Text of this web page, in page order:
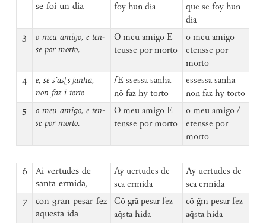
se foi un dia
foy hun dia
que se foy hun
dia
3
o meu amigo, e ten-
se por morto,
O meu amigo E
teusse por morto
o meu amigo
etensse por
morto
4
e, se s’as[s]anha,
non faz i torto
⌈E ssessa sanha
nō faz hy torto
essessa sanha
non faz hy torto
5
o meu amigo, e ten-
se por morto.
O meu amigo E
tensse por morto
o meu amigo /
etensse por
morto
6
Ai vertudes de
santa ermida,
Ay uertudes de
scā ermida
Ay uertudes de
sc̄a ermida
7
con gran pesar fez
aquesta ida
Cō grã pesar fez
aq̄sta hida
cō g̃m pesar fez
aq̄sta hida